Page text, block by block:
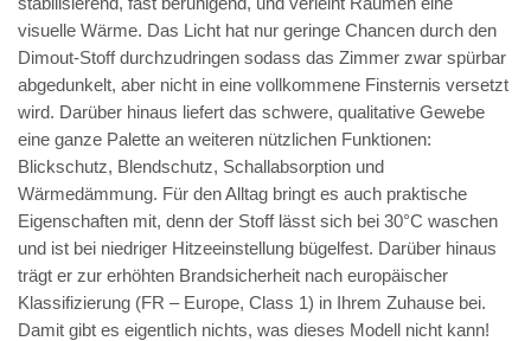
visuelle Wärme. Das Licht hat nur geringe Chancen durch den
Dimout-Stoff durchzudringen sodass das Zimmer zwar spürbar
abgedunkelt, aber nicht in eine vollkommene Finsternis versetzt
wird. Darüber hinaus liefert das schwere, qualitative Gewebe
eine ganze Palette an weiteren nützlichen Funktionen:
Blickschutz, Blendschutz, Schallabsorption und
Wärmedämmung. Für den Alltag bringt es auch praktische
Eigenschaften mit, denn der Stoff lässt sich bei 30°C waschen
und ist bei niedriger Hitzeeinstellung bügelfest. Darüber hinaus
trägt er zur erhöhten Brandsicherheit nach europäischer
Klassifizierung (FR – Europe, Class 1) in Ihrem Zuhause bei.
Damit gibt es eigentlich nichts, was dieses Modell nicht kann!